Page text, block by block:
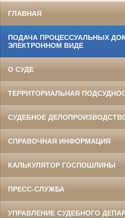
ГЛАВНАЯ
ПОДАЧА ПРОЦЕССУАЛЬНЫХ
ЭЛЕКТРОННОМ ВИДЕ
О СУДЕ
ТЕРРИТОРИАЛЬНАЯ
СУДЕБНОЕ
СПРАВОЧНАЯ ИНФОРМАЦИЯ
КАЛЬКУЛЯТОР ГОСПОШЛИНЫ
ПРЕСС-СЛУЖБА
УПРАВЛЕНИЕ СУДЕБНОГО